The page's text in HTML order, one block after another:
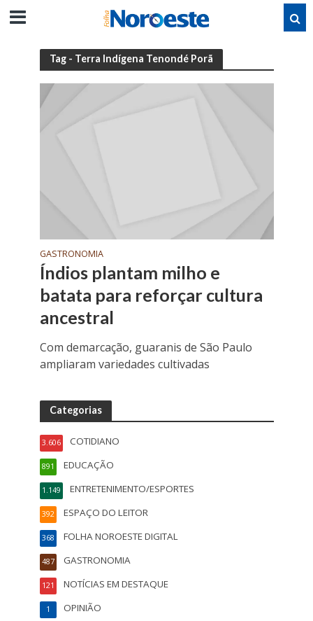
Tag - Terra Indígena Tenondé Porã
GASTRONOMIA
Índios plantam milho e
batata para reforçar cultura
ancestral
Com demarcação, guaranis de São Paulo
ampliaram variedades cultivadas
Categorias
COTIDIANO
3.606
EDUCAÇÃO
891
ENTRETENIMENTO/ESPORTES
1.149
ESPAÇO DO LEITOR
392
FOLHA NOROESTE DIGITAL
368
GASTRONOMIA
487
NOTÍCIAS EM DESTAQUE
121
OPINIÃO
1